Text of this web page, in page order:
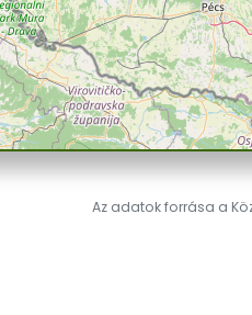
Az adatok forrása a